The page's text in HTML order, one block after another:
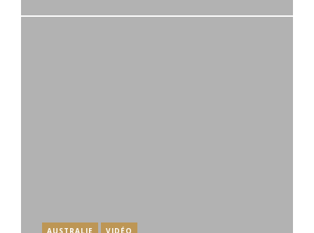
AUSTRALIE VIDÉO